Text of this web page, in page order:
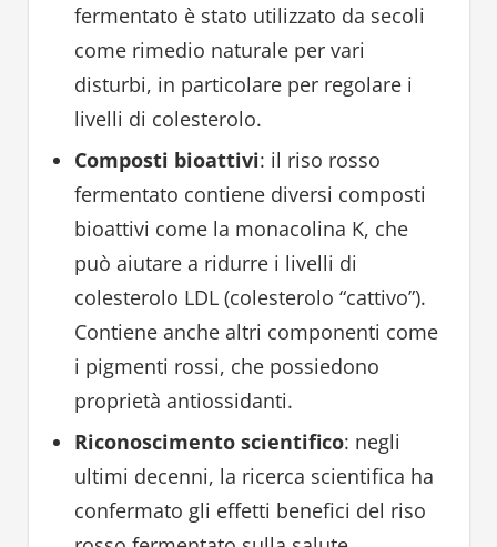
fermentato è stato utilizzato da secoli
come rimedio naturale per vari
disturbi, in particolare per regolare i
livelli di colesterolo.
Composti bioattivi: il riso rosso
fermentato contiene diversi composti
bioattivi come la monacolina K, che
può aiutare a ridurre i livelli di
colesterolo LDL (colesterolo “cattivo”).
Contiene anche altri componenti come
i pigmenti rossi, che possiedono
proprietà antiossidanti.
Riconoscimento scientifico: negli
ultimi decenni, la ricerca scientifica ha
confermato gli effetti benefici del riso